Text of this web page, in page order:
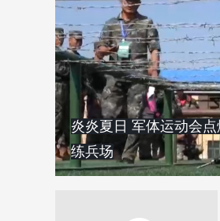
炎炎夏日 军体运动会点
练兵场